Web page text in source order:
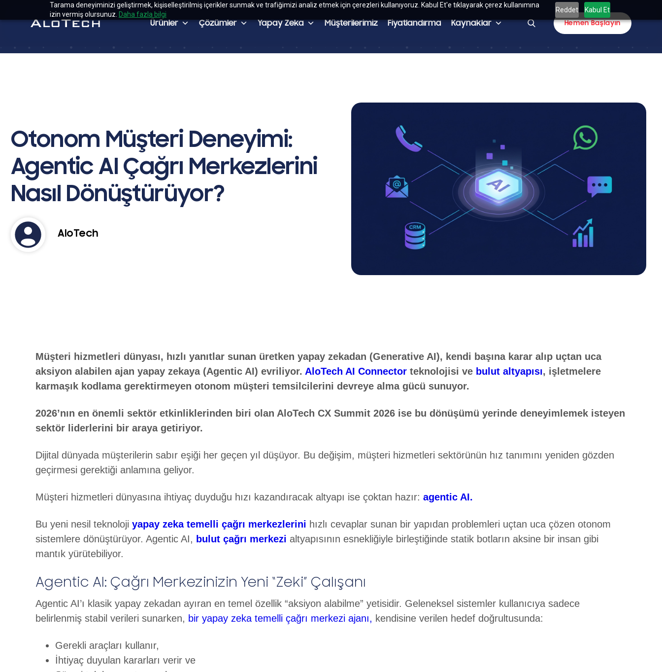
Tarama deneyiminizi geliştirmek, kişiselleştirilmiş içerikler sunmak ve trafiğimizi analiz etmek için çerezleri kullanıyoruz. Kabul Et'e tıklayarak çerez kullanımına
izin vermiş olursunuz. Daha fazla bilgi
Reddet Kabul Et
Ürünler Çözümler Yapay Zeka Müşterilerimiz Fiyatlandırma Kaynaklar Hemen Başlayın
Otonom Müşteri Deneyimi:
Agentic AI Çağrı Merkezlerini
Nasıl Dönüştürüyor?
AloTech
Müşteri hizmetleri dünyası, hızlı yanıtlar sunan üretken yapay zekadan (Generative AI), kendi başına karar alıp uçtan uca
aksiyon alabilen ajan yapay zekaya (Agentic AI) evriliyor. AloTech AI Connector teknolojisi ve bulut altyapısı, işletmelere
karmaşık kodlama gerektirmeyen otonom müşteri temsilcilerini devreye alma gücü sunuyor.
2026’nın en önemli sektör etkinliklerinden biri olan AloTech CX Summit 2026 ise bu dönüşümü yerinde deneyimlemek isteyen
sektör liderlerini bir araya getiriyor.
Dijital dünyada müşterilerin sabır eşiği her geçen yıl düşüyor. Bu değişim, müşteri hizmetleri sektörünün hız tanımını yeniden gözden
geçirmesi gerektiği anlamına geliyor.
Müşteri hizmetleri dünyasına ihtiyaç duyduğu hızı kazandıracak altyapı ise çoktan hazır: agentic AI.
Bu yeni nesil teknoloji yapay zeka temelli çağrı merkezlerini hızlı cevaplar sunan bir yapıdan problemleri uçtan uca çözen otonom
sistemlere dönüştürüyor. Agentic AI, bulut çağrı merkezi altyapısının esnekliğiyle birleştiğinde statik botların aksine bir insan gibi
mantık yürütebiliyor.
Agentic AI: Çağrı Merkezinizin Yeni “Zeki” Çalışanı
Agentic AI’ı klasik yapay zekadan ayıran en temel özellik “aksiyon alabilme” yetisidir. Geleneksel sistemler kullanıcıya sadece
belirlenmiş stabil verileri sunarken, bir yapay zeka temelli çağrı merkezi ajanı, kendisine verilen hedef doğrultusunda:
Gerekli araçları kullanır,
İhtiyaç duyulan kararları verir ve